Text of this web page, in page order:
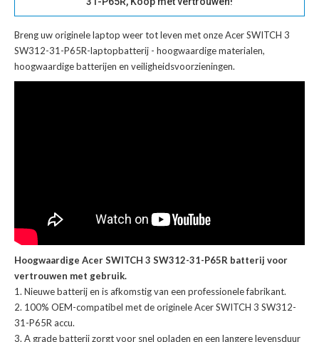
Breng uw originele laptop weer tot leven met onzeAcer SWITCH 3
SW312-31-P65R-laptopbatterij - hoogwaardige materialen,
hoogwaardige batterijen en veiligheidsvoorzieningen.
Hoogwaardige Acer SWITCH 3 SW312-31-P65R batterij voor
vertrouwen met gebruik.
Nieuwe batterij en is afkomstig van een professionele fabrikant.
100% OEM-compatibel met deoriginele Acer SWITCH 3 SW312-
31-P65R accu.
A grade batterij zorgt voor snel opladen en een langere levensduur